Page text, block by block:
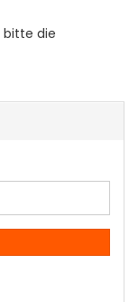
bitte die